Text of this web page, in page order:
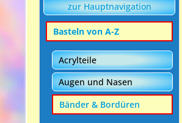
zur Hauptnavigation
Basteln von A-Z
Acrylteile
Augen und Nasen
Bänder & Bordüren